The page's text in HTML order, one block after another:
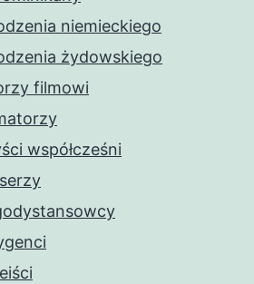
niemieckiego
żydowskiego
filmowi
współcześni